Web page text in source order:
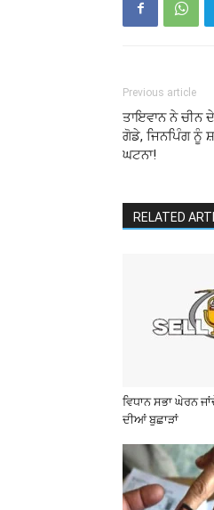
Previous article
ਤਾਇਵਾਨ ਨੇ ਚੀਨ
ਗੋਡੇ, ਜਿਨਪਿੰਗ ਨੂੰ
ਘਟਨਾ!
RELATED
ਵਿਧਾਨ ਸਭਾ ਘੇਰਨ
ਦੀਆਂ ਬੁਛਾੜਾਂ